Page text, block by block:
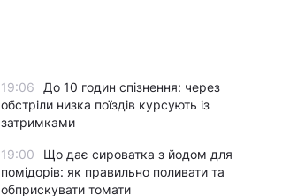
19:06
До 10 годин спізнення: через
обстріли низка поїздів курсують із
затримками
19:00
Що дає сироватка з йодом для
помідорів: як правильно поливати та
обприскувати томати